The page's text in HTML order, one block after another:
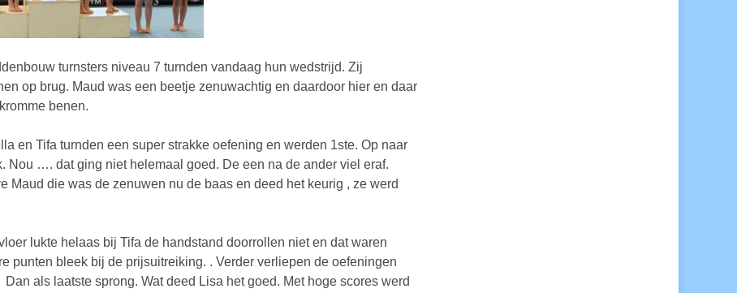
turnsters niveau 7 turnden vandaag hun wedstrijd. Zij
op brug. Maud was een beetje zenuwachtig en daardoor hier en daar
benen.
en Tifa turnden een super strakke oefening en werden 1ste. Op naar
Nou …. dat ging niet helemaal goed. De een na de ander viel eraf.
Maud die was de zenuwen nu de baas en deed het keurig , ze werd
lukte helaas bij Tifa de handstand doorrollen niet en dat waren
punten bleek bij de prijsuitreiking. . Verder verliepen de oefeningen
Dan als laatste sprong. Wat deed Lisa het goed. Met hoge scores werd